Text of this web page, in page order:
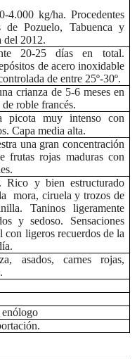
4.000 kg/ha. Procedentes
de Pozuelo, Tabuenca y
del 2012.
20-25 días en total.
de acero inoxidable
de entre 25º-30º.
crianza de 5-6 meses en
roble francés.
picota muy intenso con
Capa media alta.
una gran concentración
frutas rojas maduras con
Rico y bien estructurado
mora, ciruela y trozos de
Taninos ligeramente
y sedoso. Sensaciones
con ligeros recuerdos de la
asados, carnes rojas,
enólogo